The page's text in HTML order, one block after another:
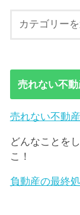
売れない不
売れない不動
どんなことを
こ！
負動産の最終